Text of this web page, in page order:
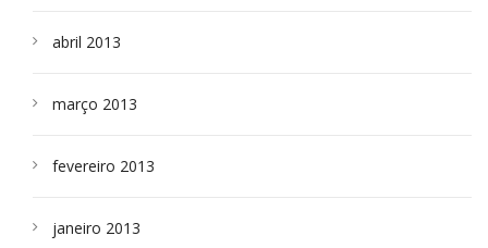
abril 2013
março 2013
fevereiro 2013
janeiro 2013